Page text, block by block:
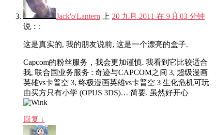
Jack'o'Lantern 上 20 九月 2011 在 9 Ĥ 03 分钟
说：:
这是真实的, 我的朋友说前, 这是一个漂亮的盒子.
Capcom的粉丝服务，我会更加谨慎. 我看到它比较适合
我, 联合国业务服务 : 奇迹与CAPCOM之间 3, 超级漫画
英雄vs卡普空 3, 终极漫画英雄vs卡普空 3 生化危机可玩
由买方只有小学 (OPUS 3DS)… 简要. 虽然好开心
回复 ↓